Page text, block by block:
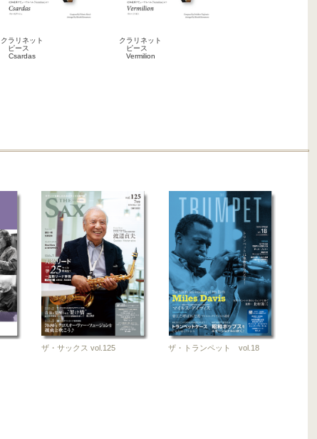
クラリネット
ピース
Csardas
クラリネット
ピース
Vermilion
ザ・クラリネ
ット vol.73
ザ・クラリネ
ット
vol.72【CD
付】
ザ・サックス vol.125 ザ・トランペット vol.18